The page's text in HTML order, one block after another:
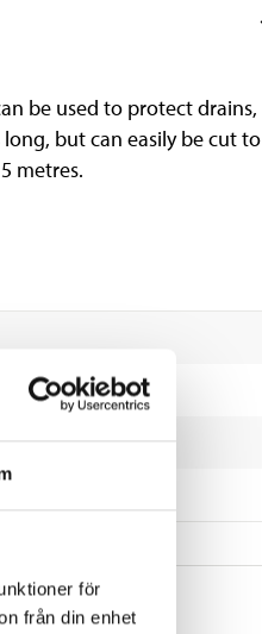
för
från din enhet
be used to protect drains,
but can easily be cut to
metres.